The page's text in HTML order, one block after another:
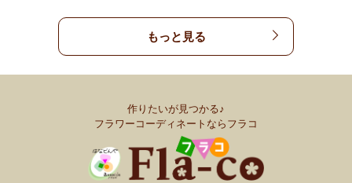
もっと見る
作りたいが見つかる♪
フラワーコーディネートならフラコ